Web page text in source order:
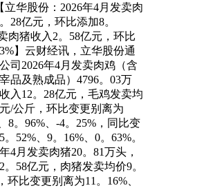
立华股份：2026年4月发卖肉
28亿元，环比添加8。
肉猪收入2。58亿元，环比
】云财经讯，立华股份通
司2026年4月发卖肉鸡（含
品及熟成品）4796。03万
入12。28亿元，毛鸡发卖均
/公斤，环比变更别离为
8。96%、-4。25%，同比变
52%、9。16%、0。63%。
4月发卖肉猪20。81万头，
。58亿元，肉猪发卖均价9。
环比变更别离为11。16%、